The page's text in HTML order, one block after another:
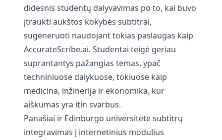
didesnis studentų dalyvavimas po to, kai buvo
įtraukti aukštos kokybės subtitrai,
sugeneruoti naudojant tokias paslaugas kaip
AccurateScribe.ai. Studentai teigė geriau
suprantantys pažangias temas, ypač
techniniuose dalykuose, tokiuose kaip
medicina, inžinerija ir ekonomika, kur
aiškumas yra itin svarbus.
Panašiai ir Edinburgo universitete subtitrų
integravimas į internetinius modulius